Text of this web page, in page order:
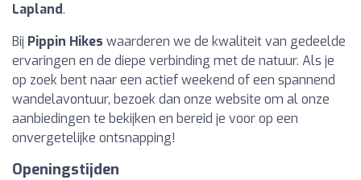
Lapland.
Bij Pippin Hikes waarderen we de kwaliteit van gedeelde
ervaringen en de diepe verbinding met de natuur. Als je
op zoek bent naar een actief weekend of een spannend
wandelavontuur, bezoek dan onze website om al onze
aanbiedingen te bekijken en bereid je voor op een
onvergetelijke ontsnapping!
Openingstijden